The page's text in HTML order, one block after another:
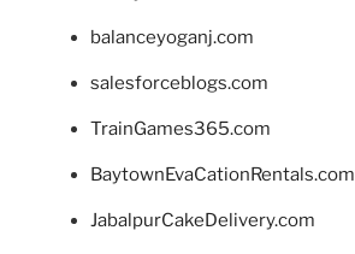
balanceyoganj.com
salesforceblogs.com
TrainGames365.com
BaytownEvaCationRentals.com
JabalpurCakeDelivery.com